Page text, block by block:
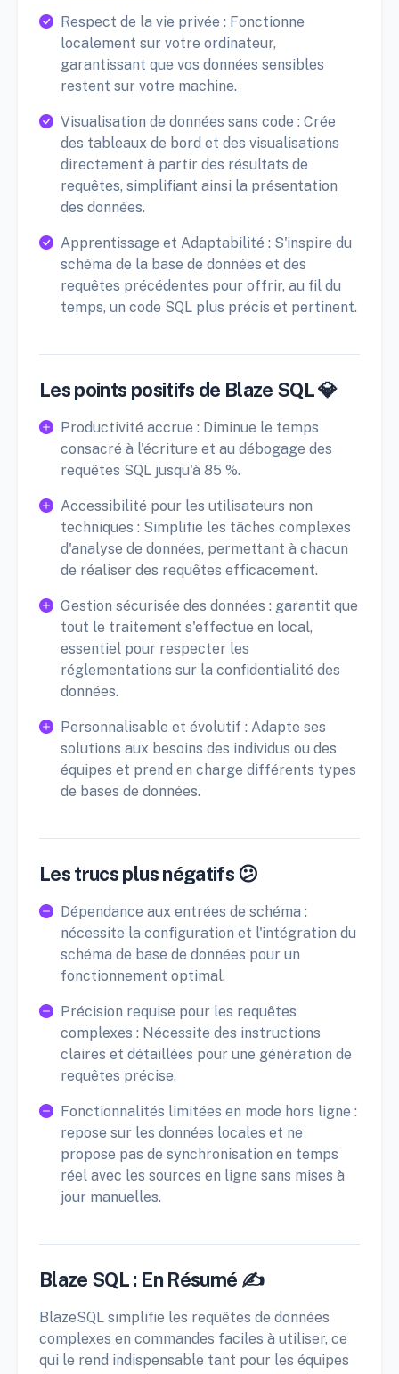
Respect de la vie privée : Fonctionne
localement sur votre ordinateur,
garantissant que vos données sensibles
restent sur votre machine.
Visualisation de données sans code : Crée
des tableaux de bord et des visualisations
directement à partir des résultats de
requêtes, simplifiant ainsi la présentation
des données.
Apprentissage et Adaptabilité : S'inspire du
schéma de la base de données et des
requêtes précédentes pour offrir, au fil du
temps, un code SQL plus précis et pertinent.
Les points positifs de Blaze SQL 💎
Productivité accrue : Diminue le temps
consacré à l'écriture et au débogage des
requêtes SQL jusqu'à 85 %.
Accessibilité pour les utilisateurs non
techniques : Simplifie les tâches complexes
d'analyse de données, permettant à chacun
de réaliser des requêtes efficacement.
Gestion sécurisée des données : garantit que
tout le traitement s'effectue en local,
essentiel pour respecter les
réglementations sur la confidentialité des
données.
Personnalisable et évolutif : Adapte ses
solutions aux besoins des individus ou des
équipes et prend en charge différents types
de bases de données.
Les trucs plus négatifs 😕
Dépendance aux entrées de schéma :
nécessite la configuration et l'intégration du
schéma de base de données pour un
fonctionnement optimal.
Précision requise pour les requêtes
complexes : Nécessite des instructions
claires et détaillées pour une génération de
requêtes précise.
Fonctionnalités limitées en mode hors ligne :
repose sur les données locales et ne
propose pas de synchronisation en temps
réel avec les sources en ligne sans mises à
jour manuelles.
Blaze SQL : En Résumé ✍️
BlazeSQL simplifie les requêtes de données
complexes en commandes faciles à utiliser, ce
qui le rend indispensable tant pour les équipes